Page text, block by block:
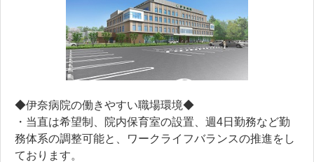
◆伊奈病院の働きやすい職場環境◆
・当直は希望制、院内保育室の設置、週4日勤務など勤
務体系の調整可能と、ワークライフバランスの推進をし
ております。